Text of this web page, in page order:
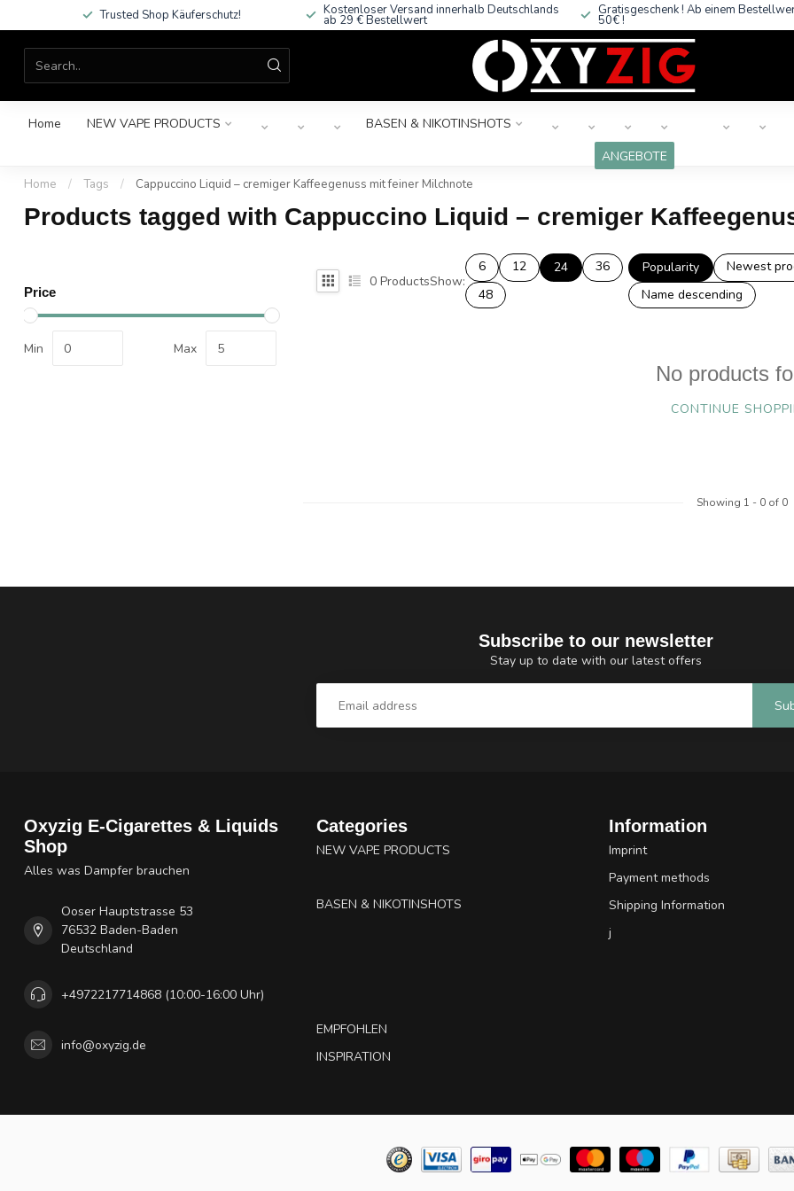
Trusted Shop Käuferschutz! Kostenloser Versand innerhalb Deutschlands
ab 29 € Bestellwert
Gratisgeschenk ! Ab einem
50€ !
Home NEW VAPE PRODUCTS BASEN & NIKOTINSHOTS
ANGEBOTE
Home / Tags / Cappuccino Liquid – cremiger Kaffeegenuss mit feiner Milchnote
Products tagged with Cappuccino Liquid – cremiger
Price
Min Max
0 ProductsShow:
6 12 24
36
48
Popularity Newest
Name descending
No products
CONTINUE
Showing 1 - 0of 0
Subscribe to our newsletter
Stay up to date with our latest offers
Oxyzig E-Cigarettes & Liquids
Shop
Alles was Dampfer brauchen
Ooser Hauptstrasse 53
76532 Baden-Baden
Deutschland
+4972217714868 (10:00-16:00 Uhr)
info@oxyzig.de
Categories
NEW VAPE PRODUCTS
BASEN & NIKOTINSHOTS
EMPFOHLEN
INSPIRATION
Information
Imprint
Payment methods
Shipping Information
j